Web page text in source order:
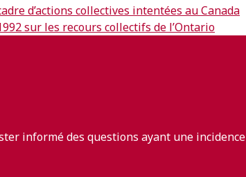
d’actions collectives intentées au Canada
sur les recours collectifs de l’Ontario
informé des questions ayant une incidence